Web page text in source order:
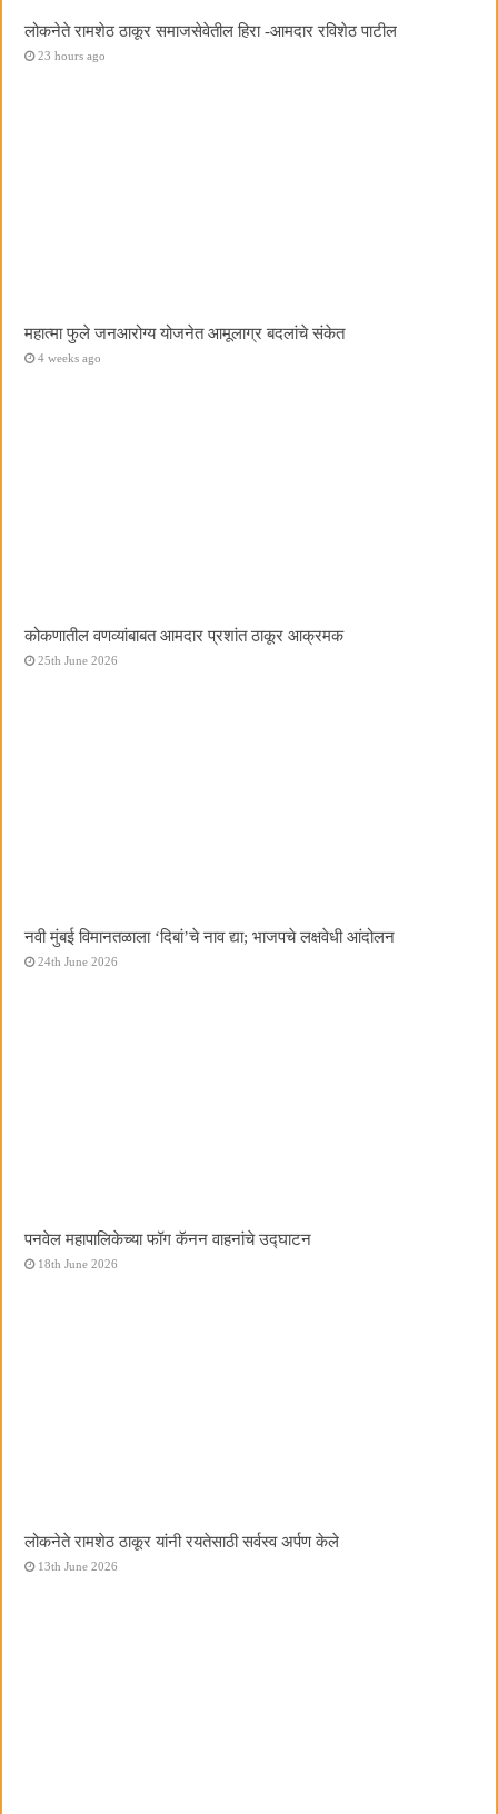
लोकनेते रामशेठ ठाकूर समाजसेवेतील हिरा -आमदार रविशेठ पाटील
23 hours ago
महात्मा फुले जनआरोग्य योजनेत आमूलाग्र बदलांचे संकेत
4 weeks ago
कोकणातील वणव्यांबाबत आमदार प्रशांत ठाकूर आक्रमक
25th June 2026
नवी मुंबई विमानतळाला ‌‘दिबां‌’चे नाव द्या; भाजपचे लक्षवेधी आंदोलन
24th June 2026
पनवेल महापालिकेच्या फॉग कॅनन वाहनांचे उद्घाटन
18th June 2026
लोकनेते रामशेठ ठाकूर यांनी रयतेसाठी सर्वस्व अर्पण केले
13th June 2026